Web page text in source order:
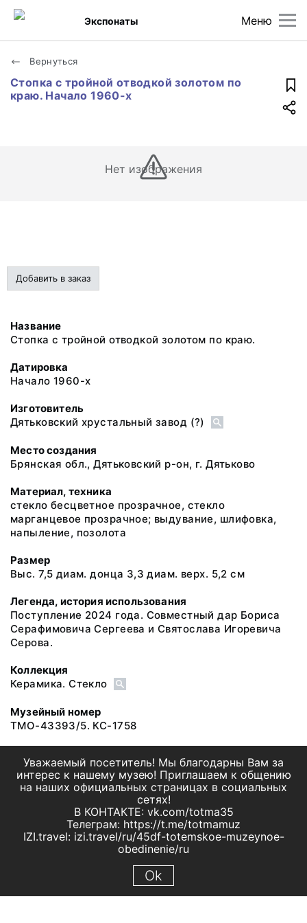
Меню
Экспонаты
Вернуться
Стопка с тройной отводкой золотом по
краю. Начало 1960-х
Нет изображения
Добавить в заказ
Название
Стопка с тройной отводкой золотом по краю.
Датировка
Начало 1960-х
Изготовитель
Дятьковский хрустальный завод (?)
Место создания
Брянская обл., Дятьковский р-он, г. Дятьково
Материал, техника
стекло бесцветное прозрачное, стекло
марганцевое прозрачное; выдувание, шлифовка,
напыление, позолота
Размер
Выс. 7,5 диам. донца 3,3 диам. верх. 5,2 см
Легенда, история использования
Поступление 2024 года. Совместный дар Бориса
Серафимовича Сергеева и Святослава Игоревича
Серова.
Коллекция
Керамика. Стекло
Музейный номер
ТМО-43393/5. КС-1758
Уважаемый посетитель! Мы благодарны Вам за
интерес к нашему музею! Приглашаем к общению
на наших официальных страницах в социальных
сетях!
В КОНТАКТЕ: vk.com/totma35
Телеграм: https://t.me/totmamuz
IZI.travel: izi.travel/ru/45df-totemskoe-muzeynoe-
obedinenie/ru
Ok